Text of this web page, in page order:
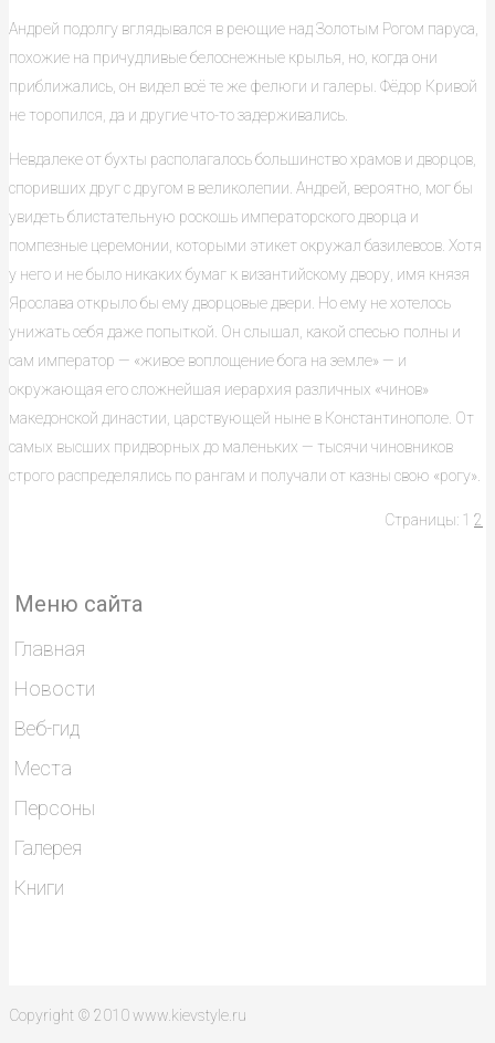
Андрей подолгу вглядывался в реющие над Золотым Рогом паруса,
похожие на причудливые белоснежные крылья, но, когда они
приближались, он видел всё те же фелюги и галеры. Фёдор Кривой
не торопился, да и другие что-то задерживались.
Невдалеке от бухты располагалось большинство храмов и дворцов,
споривших друг с другом в великолепии. Андрей, вероятно, мог бы
увидеть блистательную роскошь императорского дворца и
помпезные церемонии, которыми этикет окружал базилевсов. Хотя
у него и не было никаких бумаг к византийскому двору, имя князя
Ярослава открыло бы ему дворцовые двери. Но ему не хотелось
унижать себя даже попыткой. Он слышал, какой спесью полны и
сам император — «живое воплощение бога на земле» — и
окружающая его сложнейшая иерархия различных «чинов»
македонской династии, царствующей ныне в Константинополе. От
самых высших придворных до маленьких — тысячи чиновников
строго распределялись по рангам и получали от казны свою «рогу».
Страницы: 1 2
Меню сайта
Главная
Новости
Веб-гид
Места
Персоны
Галерея
Книги
Copyright © 2010 www.kievstyle.ru